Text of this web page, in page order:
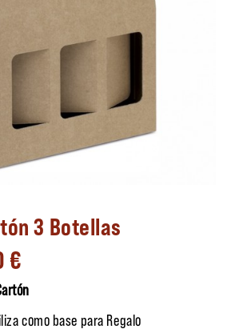
3 Botellas
€
como base para Regalo